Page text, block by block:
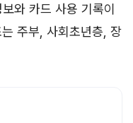
와 카드 사용 기록이
주부, 사회초년층, 장